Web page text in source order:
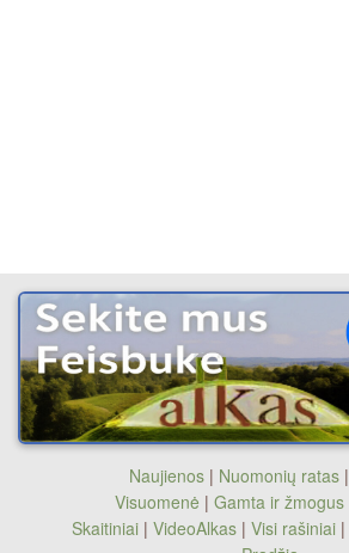
Naujienos| Nuomonių ratas|
Visuomenė | Gamta ir žmogus
Skaitiniai | VideoAlkas | Visi rašiniai |